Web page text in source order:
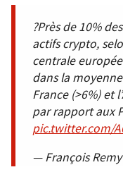
?Près de 10%
actifs crypto,
centrale
dans la
France (>6%) et
par rapport aux
pic.twitter.com/
— François